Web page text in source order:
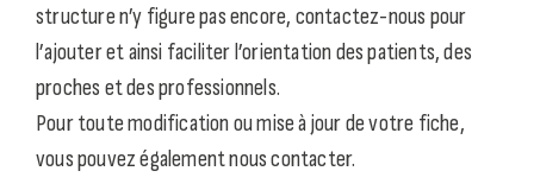
structure n’y figure pas encore, contactez-nous pour
l’ajouter et ainsi faciliter l’orientation des patients, des
proches et des professionnels.
Pour toute modification ou mise à jour de votre fiche,
vous pouvez également nous contacter.